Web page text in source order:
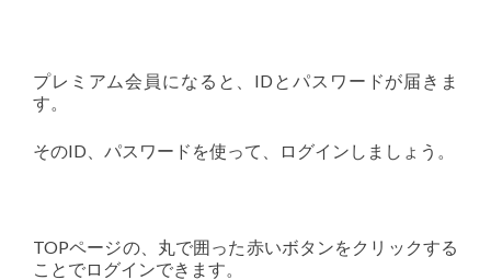
プレミアム会員になると、IDとパスワードが届きま
す。
そのID、パスワードを使って、ログインしましょう。
TOPページの、丸で囲った赤いボタンをクリックする
ことでログインできます。